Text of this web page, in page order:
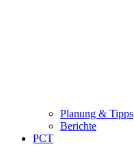
Planung & Tipps
Berichte
PCT